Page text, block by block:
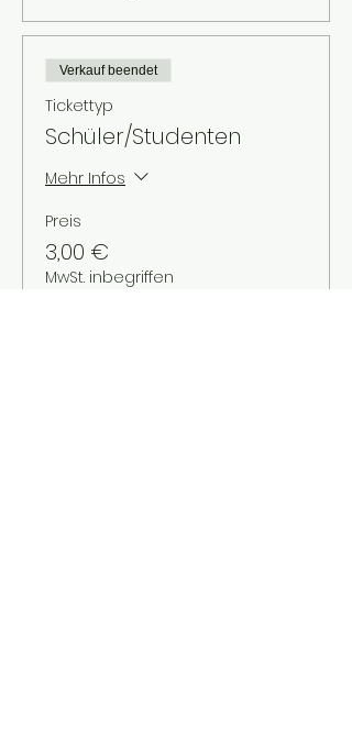
Verkauf beendet
Tickettyp
Schüler/Studenten
Mehr Infos
Preis
3,00 €
MwSt. inbegriffen